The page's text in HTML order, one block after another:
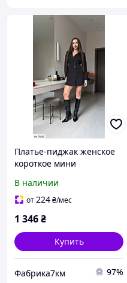
Платье-пиджак женское
короткое мини
классическое на
пуговицах с подкладкой
В наличии
от224₴/мес
1 346₴
Купить
Фабрика7км 97%